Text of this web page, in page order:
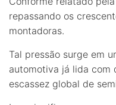
repassando os
montadoras.
Tal pressão surge em
automotiva já lida com
escassez global de